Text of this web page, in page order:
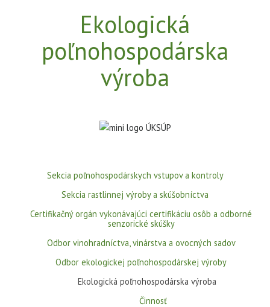
Ekologická
poľnohospodárska
výroba
Sekcia poľnohospodárskych vstupov a kontroly
Sekcia rastlinnej výroby a skúšobníctva
Certifikačný orgán vykonávajúci certifikáciu osôb a odborné
senzorické skúšky
Odbor vinohradníctva, vinárstva a ovocných sadov
Odbor ekologickej poľnohospodárskej výroby
Ekologická poľnohospodárska výroba
Činnosť